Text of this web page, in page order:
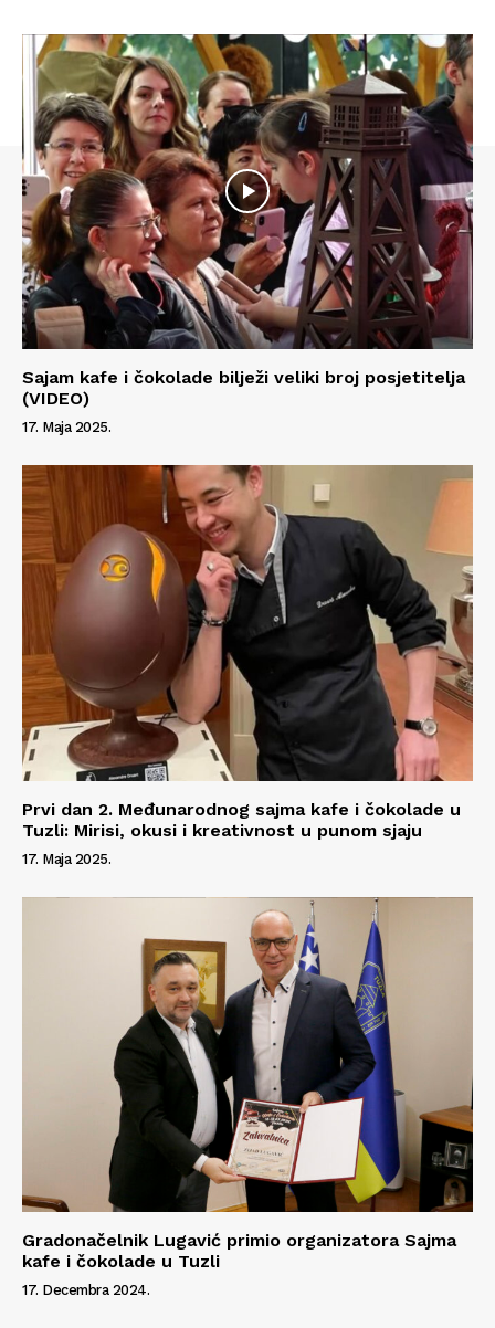
Kontakt
Impressum
Sajam kafe i čokolade bilježi veliki broj posjetitelja
(VIDEO)
17. Maja 2025.
Prvi dan 2. Međunarodnog sajma kafe i čokolade u
Tuzli: Mirisi, okusi i kreativnost u punom sjaju
17. Maja 2025.
Gradonačelnik Lugavić primio organizatora Sajma
kafe i čokolade u Tuzli
17. Decembra 2024.